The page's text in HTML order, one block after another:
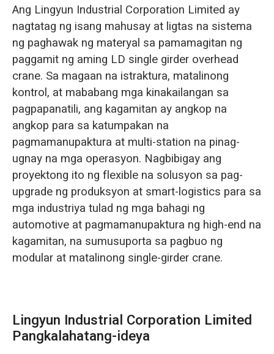
Ang Lingyun Industrial Corporation Limited ay
nagtatag ng isang mahusay at ligtas na sistema
ng paghawak ng materyal sa pamamagitan ng
paggamit ng aming LD single girder overhead
crane. Sa magaan na istraktura, matalinong
kontrol, at mababang mga kinakailangan sa
pagpapanatili, ang kagamitan ay angkop na
angkop para sa katumpakan na
pagmamanupaktura at multi-station na pinag-
ugnay na mga operasyon. Nagbibigay ang
proyektong ito ng flexible na solusyon sa pag-
upgrade ng produksyon at smart-logistics para sa
mga industriya tulad ng mga bahagi ng
automotive at pagmamanupaktura ng high-end na
kagamitan, na sumusuporta sa pagbuo ng
modular at matalinong single-girder crane.
Lingyun Industrial Corporation Limited
Pangkalahatang-ideya